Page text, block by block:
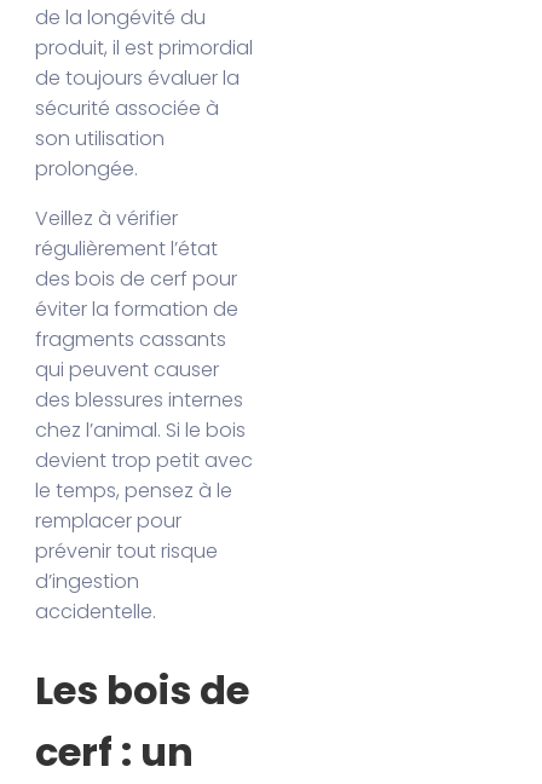
de la longévité du
produit, il est primordial
de toujours évaluer la
sécurité associée à
son utilisation
prolongée.
Veillez à vérifier
régulièrement l’état
des bois de cerf pour
éviter la formation de
fragments cassants
qui peuvent causer
des blessures internes
chez l’animal. Si le bois
devient trop petit avec
le temps, pensez à le
remplacer pour
prévenir tout risque
d’ingestion
accidentelle.
Les bois de
cerf : un